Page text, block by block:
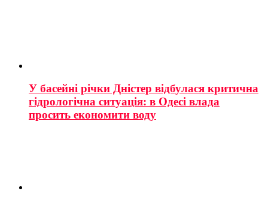
У басейні річки Дністер відбулася критична
гідрологічна ситуація: в Одесі влада
просить економити воду